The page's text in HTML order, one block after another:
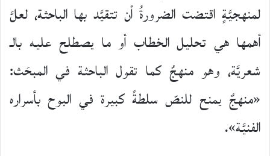
لمنهجيَّةٍ اقتضت الضرورةُ أن تتقيَّد بها الباحثة، لعلَّ
أهمها هي تحليل الخطاب أو ما يصطلح عليه بالـ
شعريَّة، وهو منهجٌ كما تقول الباحثة في المبحَث:
«منهجٌ يمنح للنصّ سلطةً كبيرة في البوح بأسراره
الفنيَّة».